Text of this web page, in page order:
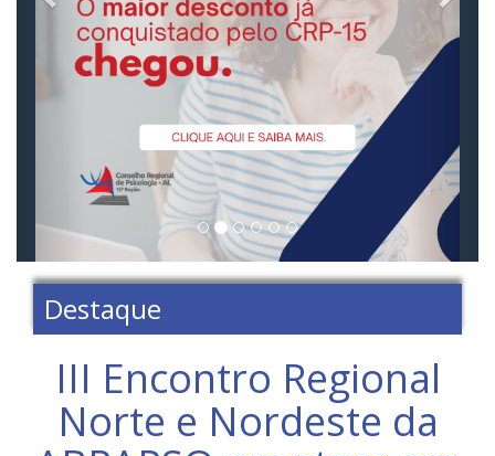
Destaque
III Encontro Regional
Norte e Nordeste da